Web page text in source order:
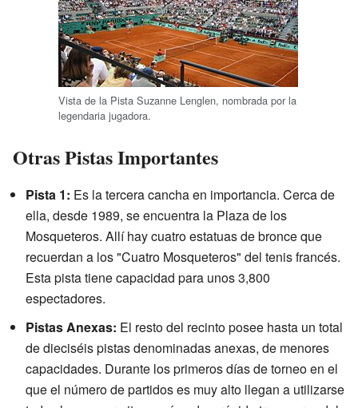
Vista de la Pista Suzanne Lenglen, nombrada por la
legendaria jugadora.
Otras Pistas Importantes
Pista 1: Es la tercera cancha en importancia. Cerca de
ella, desde 1989, se encuentra la Plaza de los
Mosqueteros. Allí hay cuatro estatuas de bronce que
recuerdan a los "Cuatro Mosqueteros" del tenis francés.
Esta pista tiene capacidad para unos 3,800
espectadores.
Pistas Anexas: El resto del recinto posee hasta un total
de dieciséis pistas denominadas anexas, de menores
capacidades. Durante los primeros días de torneo en el
que el número de partidos es muy alto llegan a utilizarse